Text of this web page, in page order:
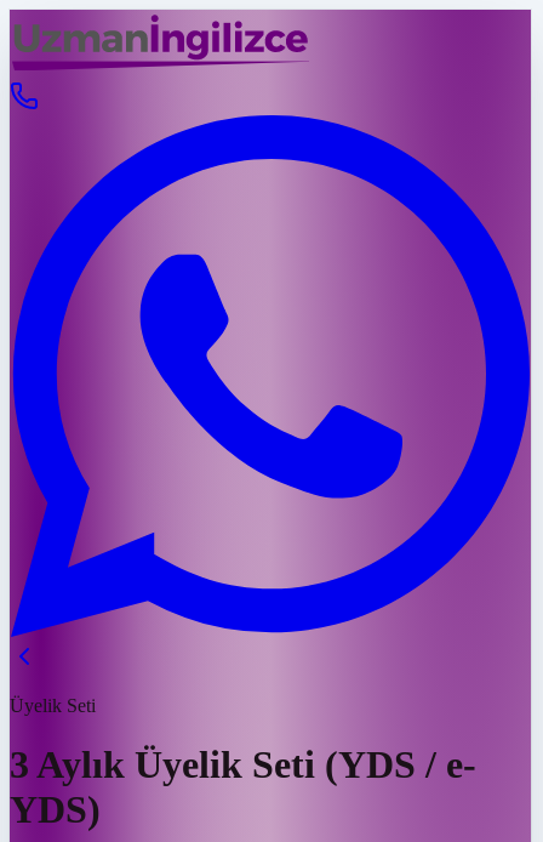
Üyelik Seti
3 Aylık Üyelik Seti (YDS / e-
YDS)